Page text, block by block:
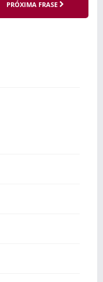
PRÓXIMA FRASE